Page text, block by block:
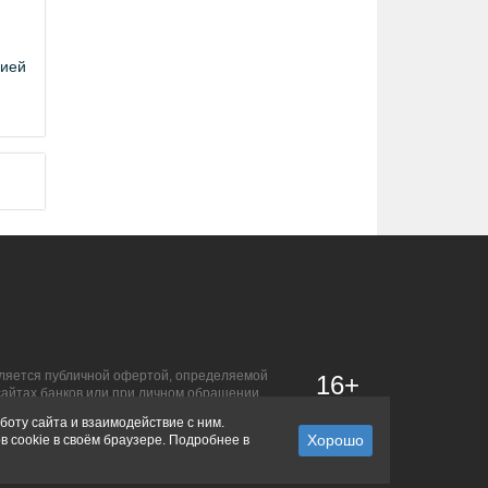
публичной офертой, определяемой
банков или при личном обращении.
16+
сайта и взаимодействие с ним.
cookie в своём браузере. Подробнее в